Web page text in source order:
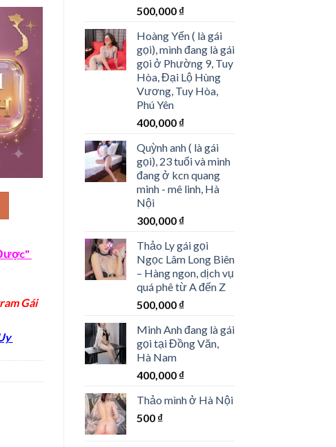
500,000 ₫
Hoàng Yến ( là gái
gọi), mình đang là gái
gọi ở Phường 9, Tuy
Hòa, Đại Lộ Hùng
Vương, Tuy Hòa,
Phú Yên
400,000 ₫
Quỳnh anh ( là gái
gọi), 23 tuổi và mình
đang ở kcn quang
minh - mê linh, Hà
Nội
300,000 ₫
Thảo Ly gái gọi
Ngọc Lâm Long Biên
– Hàng ngon, dịch vụ
quá phê từ A đến Z
500,000 ₫
Minh Anh đang là gái
gọi tại Đồng Văn,
Hà Nam
400,000 ₫
Thảo mình ở Hà Nội
500 ₫
Gái